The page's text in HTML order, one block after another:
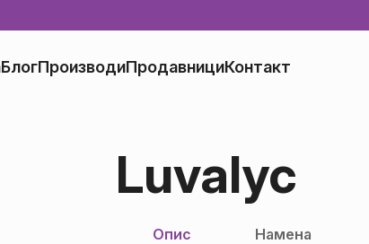
БлогПроизводиПродавнициКонтакт
Luvalyc
Опис Намена